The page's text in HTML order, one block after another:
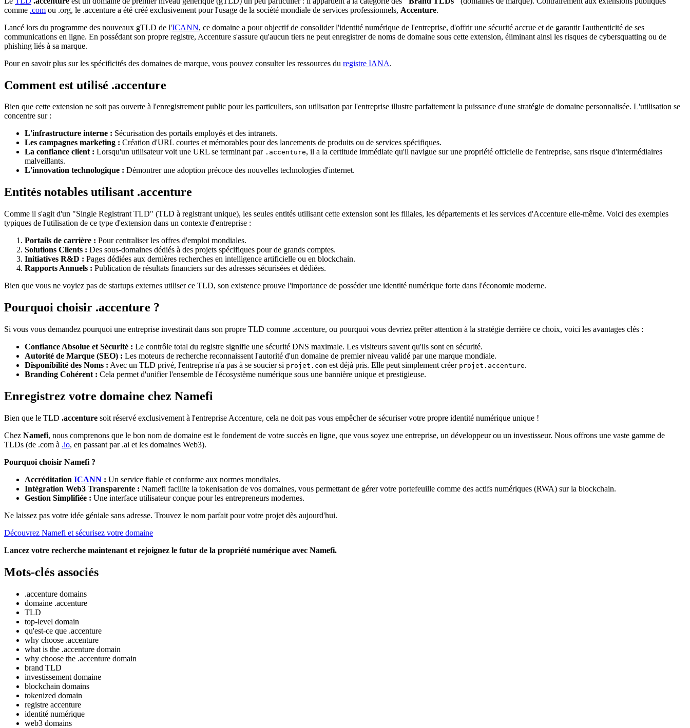
comme .com ou .org, le .accenture a été créé exclusivement pour l'usage de la société mondiale de services professionnels, Accenture.
Lancé lors du programme des nouveaux gTLD de l'ICANN, ce domaine a pour objectif de consolider l'identité numérique de l'entreprise, d'offrir une sécurité accrue et de garantir l'authenticité de ses
communications en ligne. En possédant son propre registre, Accenture s'assure qu'aucun tiers ne peut enregistrer de noms de domaine sous cette extension, éliminant ainsi les risques de cybersquatting ou de
phishing liés à sa marque.
Pour en savoir plus sur les spécificités des domaines de marque, vous pouvez consulter les ressources du registre IANA.
Comment est utilisé .accenture
Bien que cette extension ne soit pas ouverte à l'enregistrement public pour les particuliers, son utilisation par l'entreprise illustre parfaitement la puissance d'une stratégie de domaine personnalisée. L'utilisation se
concentre sur :
L'infrastructure interne : Sécurisation des portails employés et des intranets.
Les campagnes marketing : Création d'URL courtes et mémorables pour des lancements de produits ou de services spécifiques.
La confiance client : Lorsqu'un utilisateur voit une URL se terminant par .accenture, il a la certitude immédiate qu'il navigue sur une propriété officielle de l'entreprise, sans risque d'intermédiaires
malveillants.
L'innovation technologique : Démontrer une adoption précoce des nouvelles technologies d'internet.
Entités notables utilisant .accenture
Comme il s'agit d'un "Single Registrant TLD" (TLD à registrant unique), les seules entités utilisant cette extension sont les filiales, les départements et les services d'Accenture elle-même. Voici des exemples
typiques de l'utilisation de ce type d'extension dans un contexte d'entreprise :
Portails de carrière : Pour centraliser les offres d'emploi mondiales.
Solutions Clients : Des sous-domaines dédiés à des projets spécifiques pour de grands comptes.
Initiatives R&D : Pages dédiées aux dernières recherches en intelligence artificielle ou en blockchain.
Rapports Annuels : Publication de résultats financiers sur des adresses sécurisées et dédiées.
Bien que vous ne voyiez pas de startups externes utiliser ce TLD, son existence prouve l'importance de posséder une identité numérique forte dans l'économie moderne.
Pourquoi choisir .accenture ?
Si vous vous demandez pourquoi une entreprise investirait dans son propre TLD comme .accenture, ou pourquoi vous devriez prêter attention à la stratégie derrière ce choix, voici les avantages clés :
Confiance Absolue et Sécurité : Le contrôle total du registre signifie une sécurité DNS maximale. Les visiteurs savent qu'ils sont en sécurité.
Autorité de Marque (SEO) : Les moteurs de recherche reconnaissent l'autorité d'un domaine de premier niveau validé par une marque mondiale.
Disponibilité des Noms : Avec un TLD privé, l'entreprise n'a pas à se soucier si projet.com est déjà pris. Elle peut simplement créer projet.accenture.
Branding Cohérent : Cela permet d'unifier l'ensemble de l'écosystème numérique sous une bannière unique et prestigieuse.
Enregistrez votre domaine chez Namefi
Bien que le TLD .accenture soit réservé exclusivement à l'entreprise Accenture, cela ne doit pas vous empêcher de sécuriser votre propre identité numérique unique !
Chez Namefi, nous comprenons que le bon nom de domaine est le fondement de votre succès en ligne, que vous soyez une entreprise, un développeur ou un investisseur. Nous offrons une vaste gamme de
TLDs (de .com à .io, en passant par .ai et les domaines Web3).
Pourquoi choisir Namefi ?
Accréditation ICANN : Un service fiable et conforme aux normes mondiales.
Intégration Web3 Transparente : Namefi facilite la tokenisation de vos domaines, vous permettant de gérer votre portefeuille comme des actifs numériques (RWA) sur la blockchain.
Gestion Simplifiée : Une interface utilisateur conçue pour les entrepreneurs modernes.
Ne laissez pas votre idée géniale sans adresse. Trouvez le nom parfait pour votre projet dès aujourd'hui.
Découvrez Namefi et sécurisez votre domaine
Lancez votre recherche maintenant et rejoignez le futur de la propriété numérique avec Namefi.
Mots-clés associés
.accenture domains
domaine .accenture
TLD
top-level domain
qu'est-ce que .accenture
why choose .accenture
what is the .accenture domain
why choose the .accenture domain
brand TLD
investissement domaine
blockchain domains
tokenized domain
registre accenture
identité numérique
web3 domains